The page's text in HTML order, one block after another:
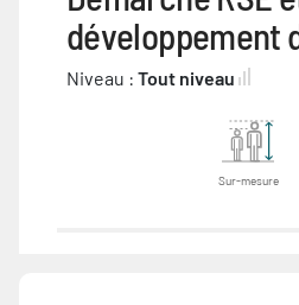
développement
Niveau : Tout niveau
Sur-mesure